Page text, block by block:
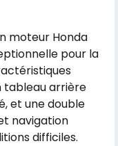
moteur Honda
pour la
tableau arrière
et une double
navigation
difficiles​​.